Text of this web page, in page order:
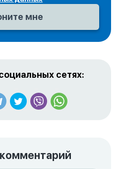
сетях: